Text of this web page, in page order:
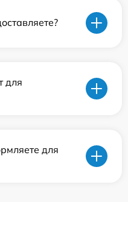
для
для